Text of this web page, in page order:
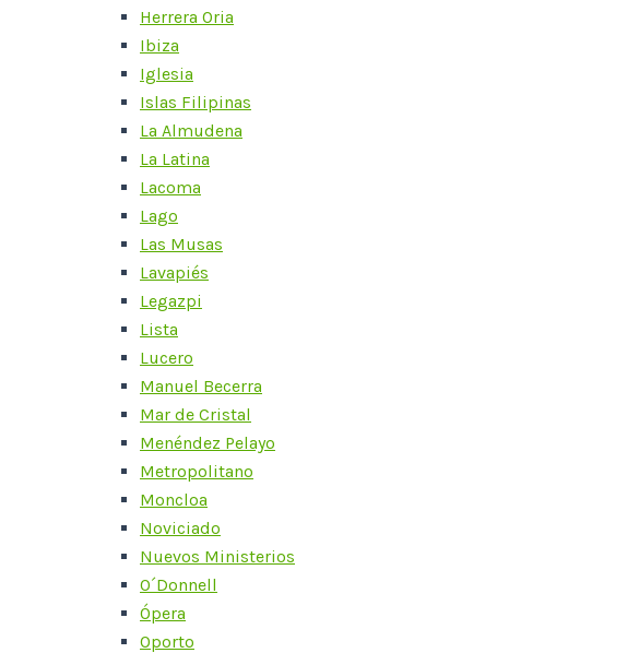
Herrera Oria
Ibiza
Iglesia
Islas Filipinas
La Almudena
La Latina
Lacoma
Lago
Las Musas
Lavapiés
Legazpi
Lista
Lucero
Manuel Becerra
Mar de Cristal
Menéndez Pelayo
Metropolitano
Moncloa
Noviciado
Nuevos Ministerios
O´Donnell
Ópera
Oporto